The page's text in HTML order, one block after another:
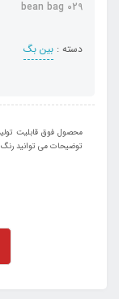
bean bag 029
دسته : بین بگ
محصول فوق قابلیت
توضیحات می توانید رنگ